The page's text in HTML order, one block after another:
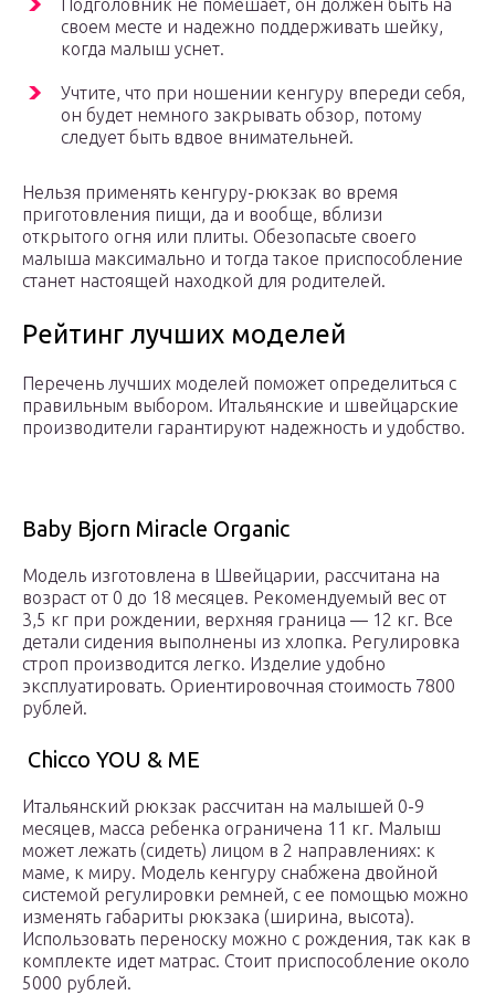
Подголовник не помешает, он должен быть на
своем месте и надежно поддерживать шейку,
когда малыш уснет.
Учтите, что при ношении кенгуру впереди себя,
он будет немного закрывать обзор, потому
следует быть вдвое внимательней.
Нельзя применять кенгуру-рюкзак во время
приготовления пищи, да и вообще, вблизи
открытого огня или плиты. Обезопасьте своего
малыша максимально и тогда такое приспособление
станет настоящей находкой для родителей.
Рейтинг лучших моделей
Перечень лучших моделей поможет определиться с
правильным выбором. Итальянские и швейцарские
производители гарантируют надежность и удобство.
Baby Bjorn Miracle Organic
Модель изготовлена в Швейцарии, рассчитана на
возраст от 0 до 18 месяцев. Рекомендуемый вес от
3,5 кг при рождении, верхняя граница — 12 кг. Все
детали сидения выполнены из хлопка. Регулировка
строп производится легко. Изделие удобно
эксплуатировать. Ориентировочная стоимость 7800
рублей.
Chicco YOU & ME
Итальянский рюкзак рассчитан на малышей 0-9
месяцев, масса ребенка ограничена 11 кг. Малыш
может лежать (сидеть) лицом в 2 направлениях: к
маме, к миру. Модель кенгуру снабжена двойной
системой регулировки ремней, с ее помощью можно
изменять габариты рюкзака (ширина, высота).
Использовать переноску можно с рождения, так как в
комплекте идет матрас. Стоит приспособление около
5000 рублей.